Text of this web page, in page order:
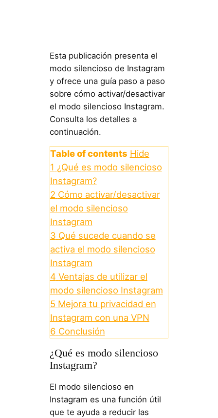
Esta publicación presenta el
modo silencioso de Instagram
y ofrece una guía paso a paso
sobre cómo activar/desactivar
el modo silencioso Instagram.
Consulta los detalles a
continuación.
Table of contents Hide
1 ¿Qué es modo silencioso
Instagram?
2 Cómo activar/desactivar
el modo silencioso
Instagram
3 Qué sucede cuando se
activa el modo silencioso
Instagram
4 Ventajas de utilizar el
modo silencioso Instagram
5 Mejora tu privacidad en
Instagram con una VPN
6 Conclusión
¿Qué es modo silencioso
Instagram?
El modo silencioso en
Instagram es una función útil
que te ayuda a reducir las